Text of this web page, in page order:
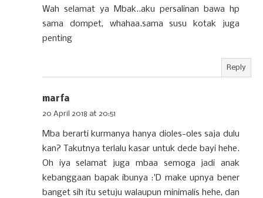
Wah selamat ya Mbak..aku persalinan bawa hp
sama dompet, whahaa.sama susu kotak juga
penting
Reply
marfa
20 April 2018 at 20:51
Mba berarti kurmanya hanya dioles-oles saja dulu
kan? Takutnya terlalu kasar untuk dede bayi hehe.
Oh iya selamat juga mbaa semoga jadi anak
kebanggaan bapak ibunya :'D make upnya bener
banget sih itu setuju walaupun minimalis hehe, dan